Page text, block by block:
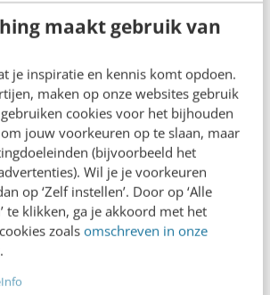
maakt gebruik van
je inspiratie en kennis komt opdoen.
maken op onze websites gebruik
cookies voor het bijhouden
jouw voorkeuren op te slaan, maar
(bijvoorbeeld het
Wil je je voorkeuren
op ‘Zelf instellen’. Door op ‘Alle
te klikken, ga je akkoord met het
zoals omschreven in onze
.
verkeer de website krijgt
direct en SEO (verkeer dat niet
welke campagne dan ook).
is dit steeds beter
Daarnaast is het
te analyseren of dit type ‘gratis’
oplevert of bijdraagt aan de
leerzaam zijn om te ontdekken